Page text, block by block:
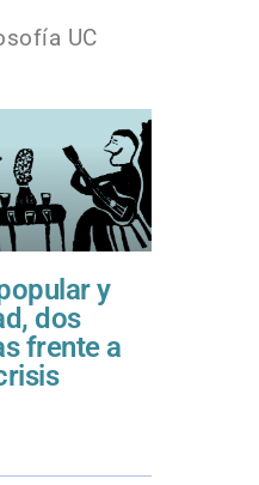
UC
y
dos
frente a